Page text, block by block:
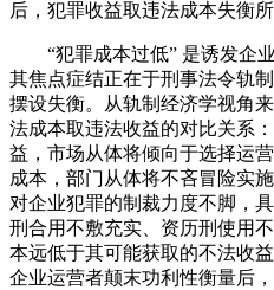
后，犯罪收益取违法成本失衡
“犯罪成本过低” 是诱发企业
其焦点症结正在于刑事法令轨
摆设失衡。从轨制经济学视角
法成本取违法收益的对比关系
益，市场从体将倾向于选择运
成本，部门从体将不吝冒险实
对企业犯罪的制裁力度不脚，
刑合用不敷充实、资历刑使用
本远低于其可能获取的不法收
企业运营者颠末功利性衡量后